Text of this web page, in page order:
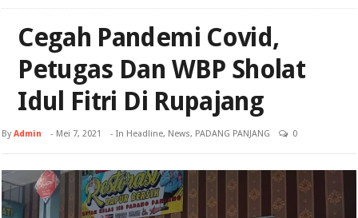
Cegah Pandemi Covid,
Petugas Dan WBP Sholat
Idul Fitri Di Rupajang
ByAdmin - Mei 7, 2021 - In Headline, News, PADANG PANJANG 0